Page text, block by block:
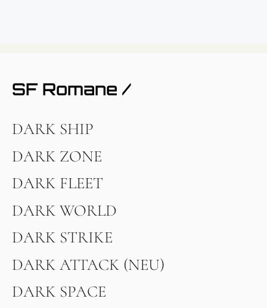
SF Romane /
DARK SHIP
DARK ZONE
DARK FLEET
DARK WORLD
DARK STRIKE
DARK ATTACK (NEU)
DARK SPACE